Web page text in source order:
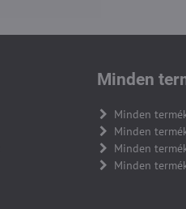
Minden
Minden
Minden
Minden
Minden